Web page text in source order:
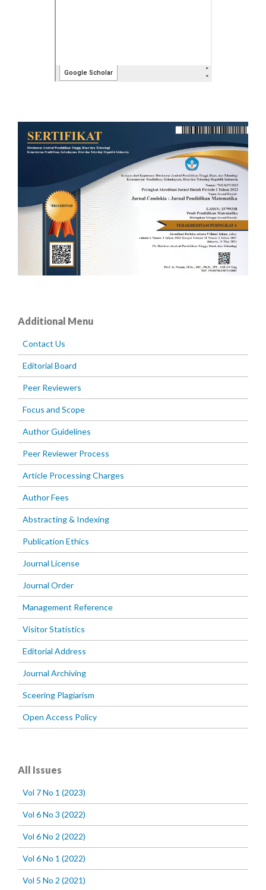
Additional Menu
Contact Us
Editorial Board
Peer Reviewers
Focus and Scope
Author Guidelines
Peer Reviewer Process
Article Processing Charges
Author Fees
Abstracting & Indexing
Publication Ethics
Journal License
Journal Order
Management Reference
Visitor Statistics
Editorial Address
Journal Archiving
Sceering Plagiarism
Open Access Policy
All Issues
Vol 7 No 1 (2023)
Vol 6 No 3 (2022)
Vol 6 No 2 (2022)
Vol 6 No 1 (2022)
Vol 5 No 2 (2021)